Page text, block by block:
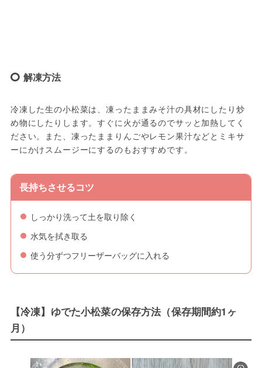
解凍方法
冷凍した生の小松菜は、凍ったままみそ汁の具材にしたり炒
め物にしたりします。すぐに火が通るのでサッと加熱してく
ださい。また、凍ったままりんごやレモン果汁などとミキサ
ーにかけスムージーにするのもおすすめです。
長持ちさせるコツ
しっかり洗って土を取り除く
水気を拭き取る
使う分ずつフリーザーバッグに入れる
【冷凍】ゆでた小松菜の保存方法（保存期間約1ヶ
月）